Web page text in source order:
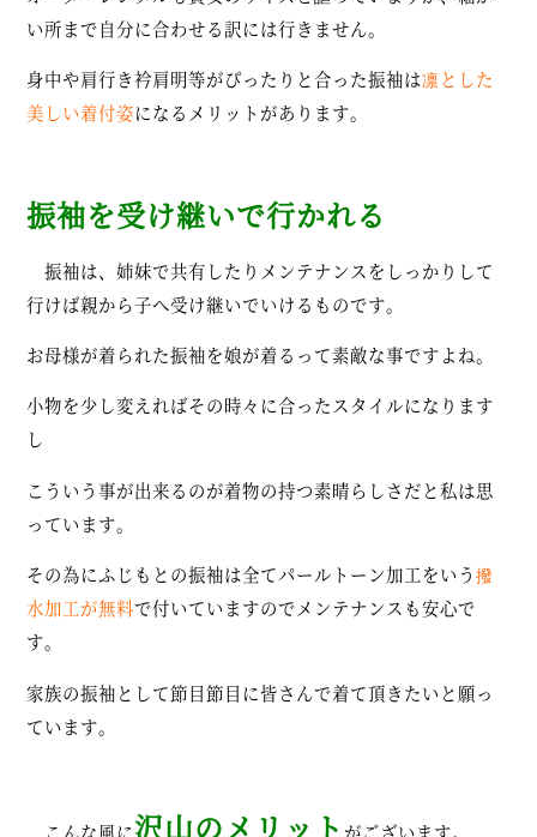
い所まで自分に合わせる訳には行きません。
身中や肩行き衿肩明等がぴったりと合った振袖は凛とした
美しい着付姿になるメリットがあります。
振袖を受け継いで行かれる
振袖は、姉妹で共有したりメンテナンスをしっかりして
行けば親から子へ受け継いでいけるものです。
お母様が着られた振袖を娘が着るって素敵な事ですよね。
小物を少し変えればその時々に合ったスタイルになります
し
こういう事が出来るのが着物の持つ素晴らしさだと私は思
っています。
その為にふじもとの振袖は全てパールトーン加工をいう撥
水加工が無料で付いていますのでメンテナンスも安心で
す。
家族の振袖として節目節目に皆さんで着て頂きたいと願っ
ています。
こんな風に沢山のメリット がございます。